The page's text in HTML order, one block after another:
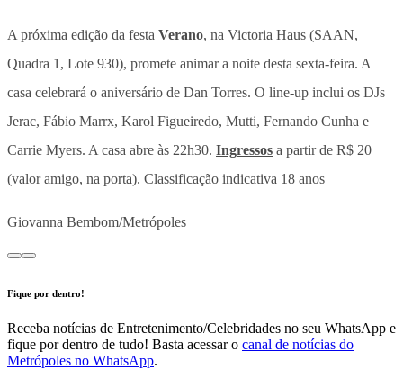
A próxima edição da festa Verano, na Victoria Haus (SAAN,
Quadra 1, Lote 930), promete animar a noite desta sexta-feira. A
casa celebrará o aniversário de Dan Torres. O line-up inclui os DJs
Jerac, Fábio Marrx, Karol Figueiredo, Mutti, Fernando Cunha e
Carrie Myers. A casa abre às 22h30. Ingressos a partir de R$ 20
(valor amigo, na porta). Classificação indicativa 18 anos
Giovanna Bembom/Metrópoles
Fique por dentro!
Receba notícias de Entretenimento/Celebridades no seu WhatsApp e
fique por dentro de tudo! Basta acessar o canal de notícias do
Metrópoles no WhatsApp.